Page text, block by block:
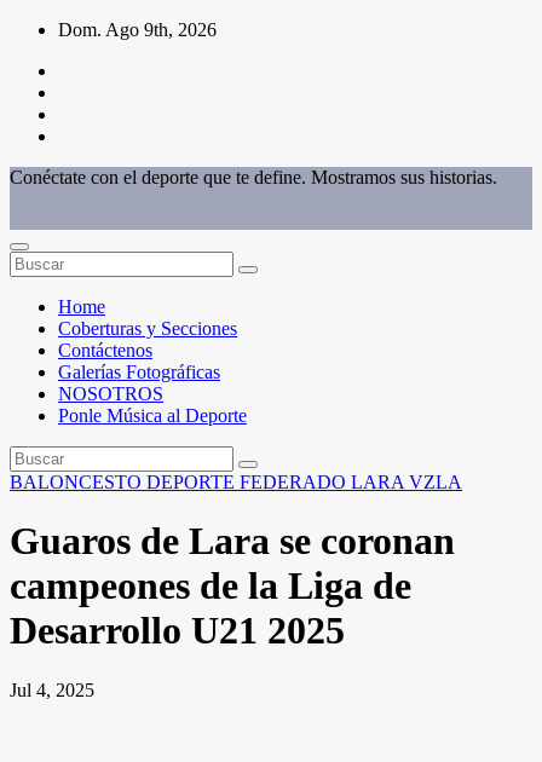
Saltar
contenido
Dom. Ago 9th, 2026
Conéctate con el deporte que te define. Mostramos sus historias.
Home
Coberturas y Secciones
Contáctenos
Galerías Fotográficas
NOSOTROS
Ponle Música al Deporte
BALONCESTO DEPORTE FEDERADO LARA VZLA
Guaros de Lara se coronan
campeones de la Liga de
Desarrollo U21 2025
Jul 4, 2025